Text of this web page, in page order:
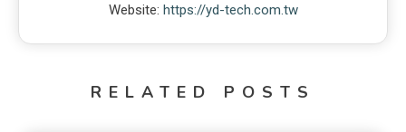
Website: https://yd-tech.com.tw
RELATED POSTS